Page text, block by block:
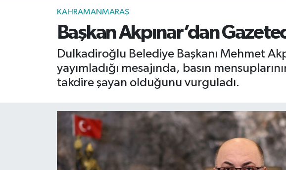
KAHRAMANMARAŞ
Başkan Akpınar’dan
Dulkadiroğlu Belediye Başkanı Mehmet
yayımladığı mesajında, basın
takdire şayan olduğunu vurguladı.
KAHRAMANMARAŞ
ONİKİŞUBAT
Kahramanmaraş Trafik Yoğunluk Haritası
Süper Lig Puan Durumu ve Fikstür
Son Dakika Haberleri
Haber Arşivi